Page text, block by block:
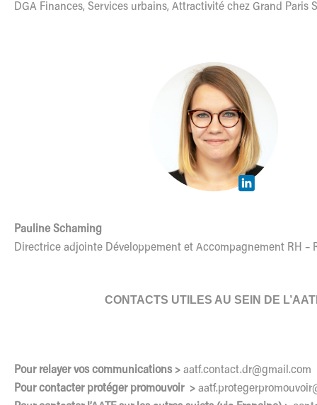
DGA Finances, Services urbains, Attractivité chez Grand Paris
Pauline Schaming
Directrice adjointe Développement et Accompagnement RH –
CONTACTS UTILES AU SEIN DE
Pour relayer vos communications > aatf.contact.dr@gmail.com
Pour contacter protéger promouvoir >